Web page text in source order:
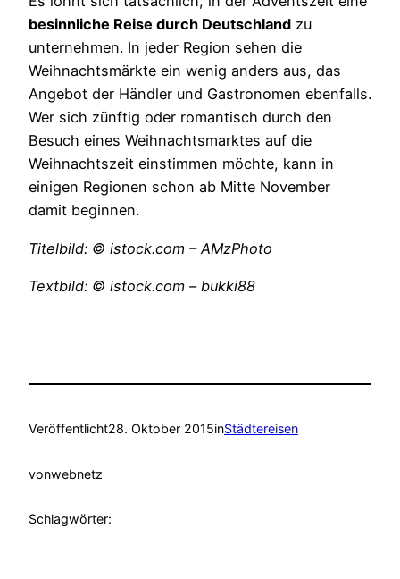
besinnliche Reise durch Deutschland zu
unternehmen. In jeder Region sehen die
Weihnachtsmärkte ein wenig anders aus, das
Angebot der Händler und Gastronomen ebenfalls.
Wer sich zünftig oder romantisch durch den
Besuch eines Weihnachtsmarktes auf die
Weihnachtszeit einstimmen möchte, kann in
einigen Regionen schon ab Mitte November
damit beginnen.
Titelbild: © istock.com – AMzPhoto
Textbild: © istock.com – bukki88
Veröffentlicht28. Oktober 2015inStädtereisen
vonwebnetz
Schlagwörter: